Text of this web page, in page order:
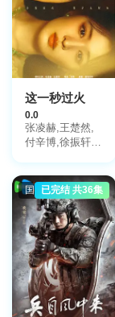
这一秒过火
0.0
张凌赫,王楚然,
付辛博,徐振轩,
莫愁,毛孩,鹿骐,
苇青,刘令姿,康
可人,陈东阳,黄
博远,斓曦,张弓,
金俊秀,陈欣予
国产剧已完结 共36集